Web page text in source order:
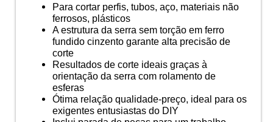
Para cortar perfis, tubos, aço, materiais não
ferrosos, plásticos
A estrutura da serra sem torção em ferro
fundido cinzento garante alta precisão de
corte
Resultados de corte ideais graças à
orientação da serra com rolamento de
esferas
Ótima relação qualidade-preço, ideal para os
exigentes entusiastas do DIY